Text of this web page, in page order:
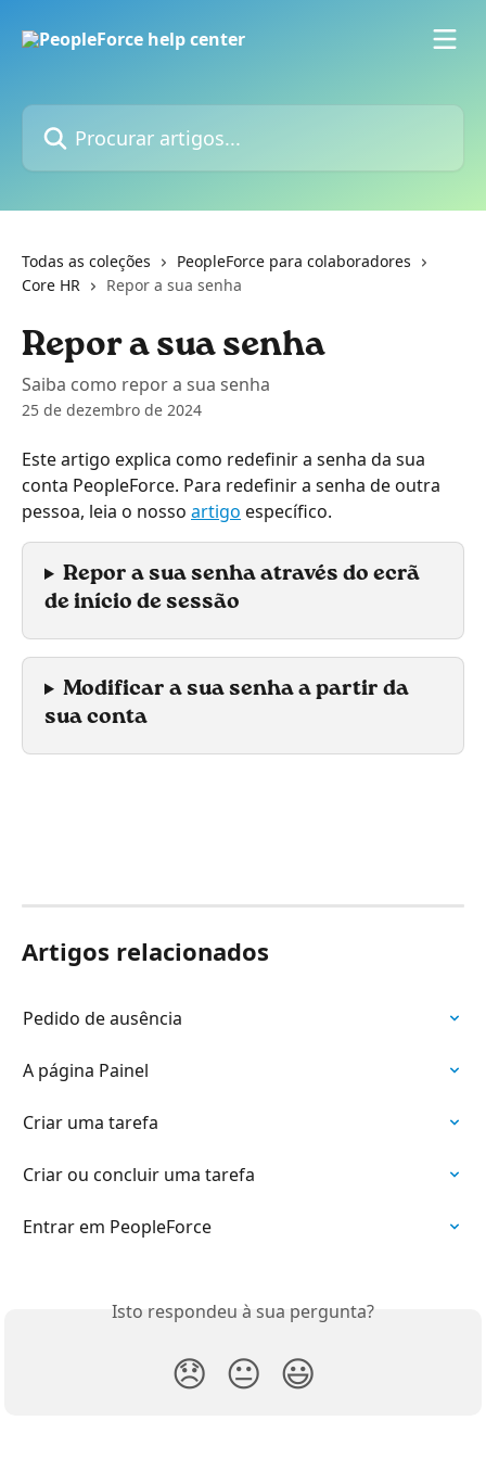
Procurar artigos...
Todas as coleções
PeopleForce para colaboradores
Core HR
Repor a sua senha
Repor a sua senha
Saiba como repor a sua senha
25 de dezembro de 2024
Este artigo explica como redefinir a senha da sua
conta PeopleForce. Para redefinir a senha de outra
pessoa, leia o nosso artigo específico.
Repor a sua senha através do ecrã
de início de sessão
Modificar a sua senha a partir da
sua conta
Artigos relacionados
Pedido de ausência
A página Painel
Criar uma tarefa
Criar ou concluir uma tarefa
Entrar em PeopleForce
Isto respondeu à sua pergunta?
😞 😐 😃